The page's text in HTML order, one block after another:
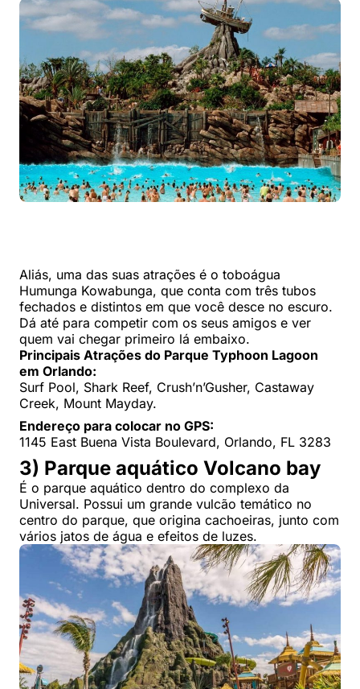
Aliás, uma das suas atrações é o toboágua
Humunga Kowabunga, que conta com três tubos
fechados e distintos em que você desce no escuro.
Dá até para competir com os seus amigos e ver
quem vai chegar primeiro lá embaixo.
Principais Atrações do Parque Typhoon Lagoon
em Orlando:
Surf Pool, Shark Reef, Crush’n’Gusher, Castaway
Creek, Mount Mayday.
Endereço para colocar no GPS:
1145 East Buena Vista Boulevard, Orlando, FL 3283
3) Parque aquático Volcano bay
É o parque aquático dentro do complexo da
Universal. Possui um grande vulcão temático no
centro do parque, que origina cachoeiras, junto com
vários jatos de água e efeitos de luzes.